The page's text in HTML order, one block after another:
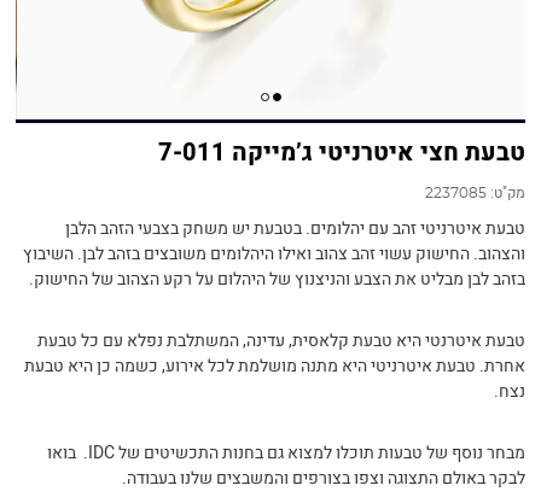
טבעת חצי איטרניטי ג’מייקה 7-011
מק"ט:2237085
טבעת איטרניטי זהב עם יהלומים. בטבעת יש משחק בצבעי הזהב הלבן
והצהוב. החישוק עשוי זהב צהוב ואילו היהלומים משובצים בזהב לבן. השיבוץ
בזהב לבן מבליט את הצבע והניצנוץ של היהלום על רקע הצהוב של החישוק.
טבעת איטרנטי היא טבעת קלאסית, עדינה, המשתלבת נפלא עם כל טבעת
אחרת. טבעת איטרניטי היא מתנה מושלמת לכל אירוע, כשמה כן היא טבעת
נצח.
מבחר נוסף של טבעות תוכלו למצוא גם בחנות התכשיטים של IDC. בואו
לבקר באולם התצוגה וצפו בצורפים והמשבצים שלנו בעבודה.